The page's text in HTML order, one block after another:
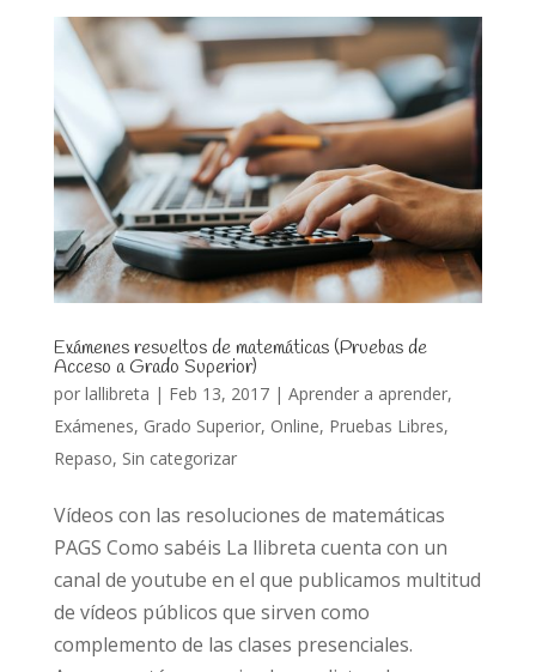
Exámenes resueltos de matemáticas (Pruebas de
Acceso a Grado Superior)
por lallibreta | Feb 13, 2017| Aprender a aprender,
Exámenes, Grado Superior, Online, Pruebas Libres,
Repaso, Sin categorizar
Vídeos con las resoluciones de matemáticas
PAGS Como sabéis La llibreta cuenta con un
canal de youtube en el que publicamos multitud
de vídeos públicos que sirven como
complemento de las clases presenciales.